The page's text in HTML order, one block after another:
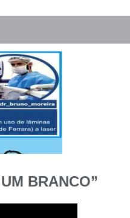
BRANCO”